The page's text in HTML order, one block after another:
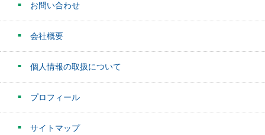
お問い合わせ
会社概要
個人情報の取扱について
プロフィール
サイトマップ